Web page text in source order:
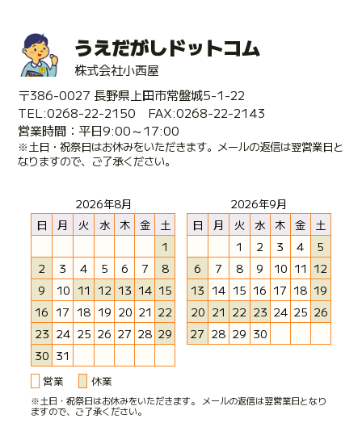
うえだがしドットコム
株式会社小西屋
〒386-0027 長野県上田市常盤城5-1-22
TEL:0268-22-2150 FAX:0268-22-2143
営業時間：平日9:00～17:00
※土日・祝祭日はお休みをいただきます。メールの返信は翌営業日と
なりますので、ご了承ください。
2026年8月
日
月 火 水 木 金
土
1
2
3 4 5 6 7
8
9
10 11 12 13 14 15
16 17 18 19 20 21 22
23 24 25 26 27 28 29
30 31
2026年9月
日
月 火 水 木 金
土
1
2 3 4
5
6
7 8 9 10 11 12
13 14 15 16 17 18 19
20 21 22 23 24 25 26
27 28 29 30
営業 休業
※土日・祝祭日はお休みをいただきます。 メールの返信は翌営業日となり
ますので、ご了承ください。